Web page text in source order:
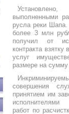
выполненными
русла реки
более 3 млн
получил от
контракта взятку
услуг
размере на
совершения
принятием им
исполнителями
работ по